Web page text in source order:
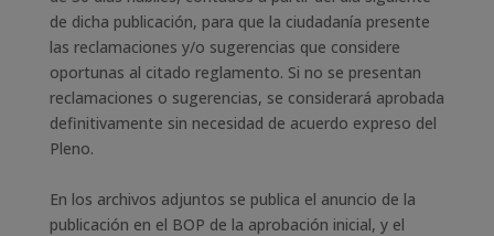
de dicha publicación, para que la ciudadanía presente
las reclamaciones y/o sugerencias que considere
oportunas al citado reglamento. Si no se presentan
reclamaciones o sugerencias, se considerará aprobada
definitivamente sin necesidad de acuerdo expreso del
Pleno.
En los archivos adjuntos se publica el anuncio de la
publicación en el BOP de la aprobación inicial, y el